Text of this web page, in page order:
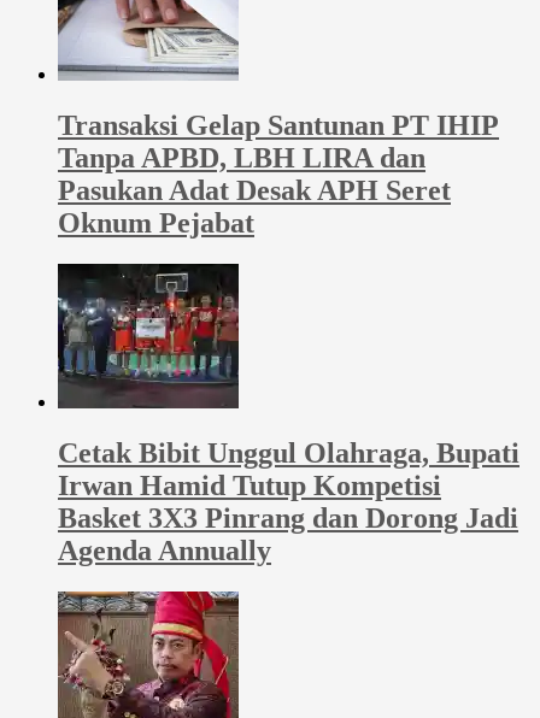
Transaksi Gelap Santunan PT IHIP
Tanpa APBD, LBH LIRA dan
Pasukan Adat Desak APH Seret
Oknum Pejabat
Cetak Bibit Unggul Olahraga, Bupati
Irwan Hamid Tutup Kompetisi
Basket 3X3 Pinrang dan Dorong Jadi
Agenda Annually